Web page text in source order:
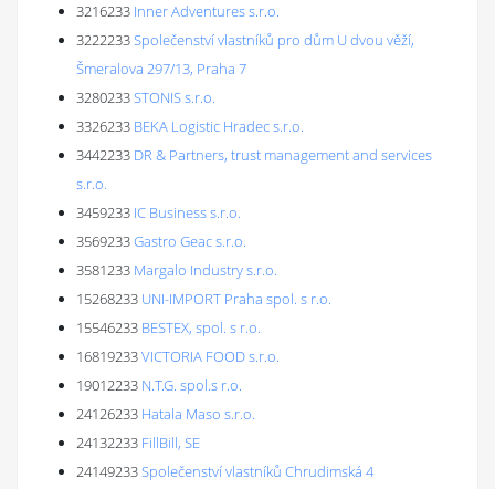
3216233 Inner Adventures s.r.o.
3222233Společenství vlastníků pro dům U dvou věží,
Šmeralova 297/13, Praha 7
3280233STONIS s.r.o.
3326233 BEKA Logistic Hradec s.r.o.
3442233 DR & Partners, trust management and services
s.r.o.
3459233 IC Business s.r.o.
3569233Gastro Geac s.r.o.
3581233 Margalo Industry s.r.o.
15268233 UNI-IMPORT Praha spol. s r.o.
15546233 BESTEX, spol. s r.o.
16819233VICTORIA FOOD s.r.o.
19012233 N.T.G. spol.s r.o.
24126233 Hatala Maso s.r.o.
24132233 FillBill, SE
24149233Společenství vlastníků Chrudimská 4